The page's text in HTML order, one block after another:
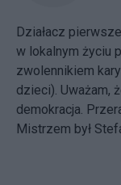
Działacz
w lokalnym życiu
zwolennikiem
dzieci). Uważam,
demokracja.
Mistrzem był